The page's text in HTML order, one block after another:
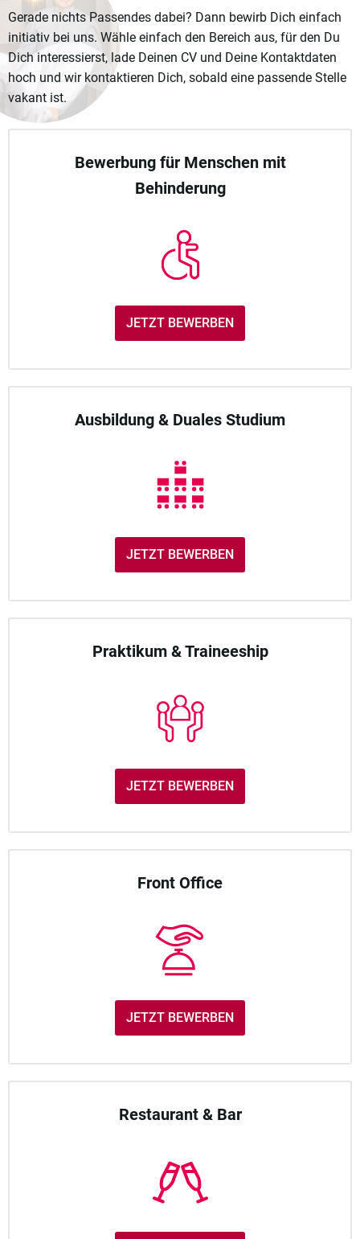
Gerade nichts Passendes dabei? Dann bewirb Dich einfach
initiativ bei uns. Wähle einfach den Bereich aus, für den Du
Dich interessierst, lade Deinen CV und Deine Kontaktdaten
hoch und wir kontaktieren Dich, sobald eine passende Stelle
vakant ist.
Bewerbung für Menschen mit
Behinderung
JETZT BEWERBEN
Ausbildung & Duales Studium
JETZT BEWERBEN
Praktikum & Traineeship
JETZT BEWERBEN
Front Office
JETZT BEWERBEN
Restaurant & Bar